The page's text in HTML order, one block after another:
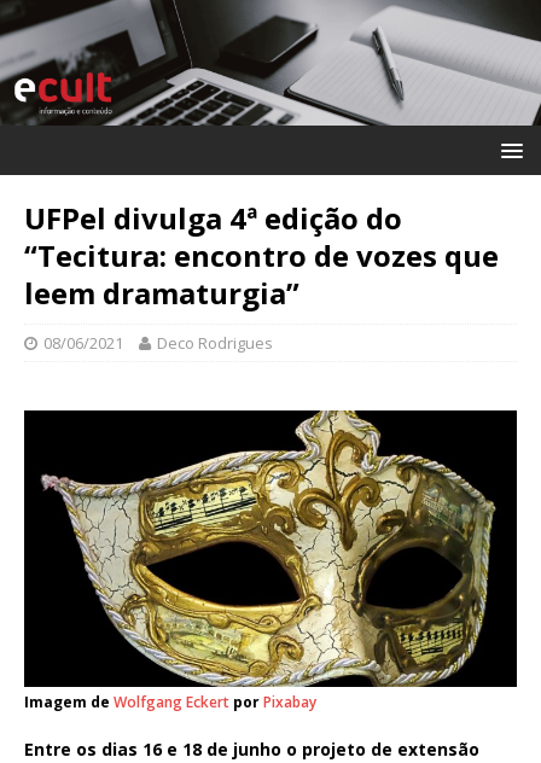
UFPel divulga 4ª edição do
“Tecitura: encontro de vozes que
leem dramaturgia”
08/06/2021 Deco Rodrigues
Imagem de Wolfgang Eckert porPixabay
Entre os dias 16 e 18 de junho o projeto de extensão